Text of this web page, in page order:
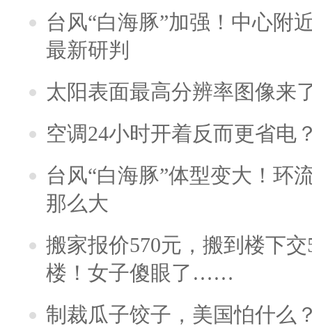
台风“白海豚”加强！中心附
最新研判
太阳表面最高分辨率图像来
空调24小时开着反而更省电
台风“白海豚”体型变大！环
那么大
搬家报价570元，搬到楼下
楼！女子傻眼了……
制裁瓜子饺子，美国怕什么